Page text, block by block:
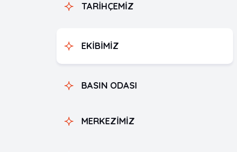
TARİHÇEMİZ
EKİBİMİZ
BASIN ODASI
MERKEZİMİZ